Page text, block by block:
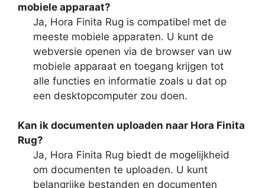
mobiele apparaat?
Ja, Hora Finita Rug is compatibel met de
meeste mobiele apparaten. U kunt de
webversie openen via de browser van uw
mobiele apparaat en toegang krijgen tot
alle functies en informatie zoals u dat op
een desktopcomputer zou doen.
Kan ik documenten uploaden naar Hora Finita
Rug?
Ja, Hora Finita Rug biedt de mogelijkheid
om documenten te uploaden. U kunt
belangrijke bestanden en documenten